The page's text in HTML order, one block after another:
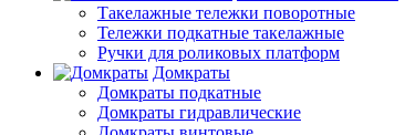
Такелажные тележки поворотные
Тележки подкатные такелажные
Ручки для роликовых платформ
Домкраты
Домкраты подкатные
Домкраты гидравлические